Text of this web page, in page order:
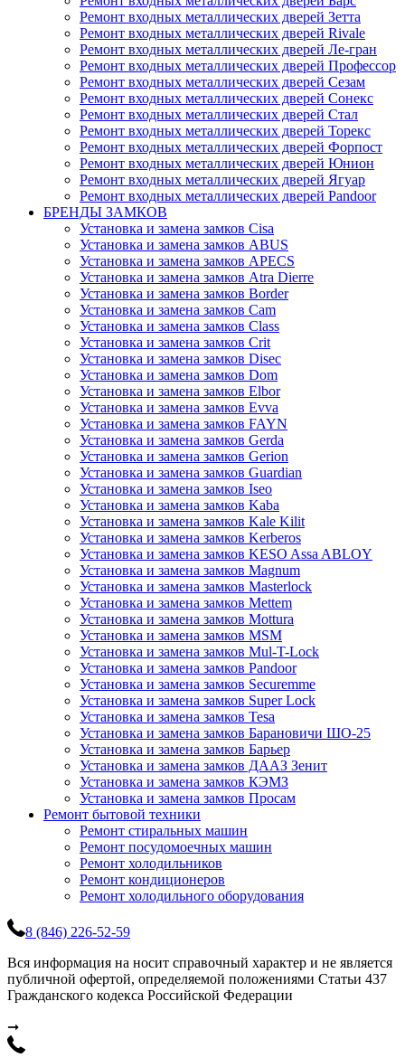
Ремонт входных металлических дверей Зетта
Ремонт входных металлических дверей Rivale
Ремонт входных металлических дверей Ле-гран
Ремонт входных металлических дверей Профессор
Ремонт входных металлических дверей Сезам
Ремонт входных металлических дверей Сонекс
Ремонт входных металлических дверей Стал
Ремонт входных металлических дверей Торекс
Ремонт входных металлических дверей Форпост
Ремонт входных металлических дверей Юнион
Ремонт входных металлических дверей Ягуар
Ремонт входных металлических дверей Pandoor
БРЕНДЫ ЗАМКОВ
Установка и замена замков Cisa
Установка и замена замков ABUS
Установка и замена замков APECS
Установка и замена замков Atra Dierre
Установка и замена замков Border
Установка и замена замков Cam
Установка и замена замков Class
Установка и замена замков Crit
Установка и замена замков Disec
Установка и замена замков Dom
Установка и замена замков Elbor
Установка и замена замков Evva
Установка и замена замков FAYN
Установка и замена замков Gerda
Установка и замена замков Gerion
Установка и замена замков Guardian
Установка и замена замков Iseo
Установка и замена замков Kaba
Установка и замена замков Kale Kilit
Установка и замена замков Kerberos
Установка и замена замков KESO Assa ABLOY
Установка и замена замков Magnum
Установка и замена замков Masterlock
Установка и замена замков Mettem
Установка и замена замков Mottura
Установка и замена замков MSM
Установка и замена замков Mul-T-Lock
Установка и замена замков Pandoor
Установка и замена замков Securemme
Установка и замена замков Super Lock
Установка и замена замков Tesa
Установка и замена замков Барановичи ШО-25
Установка и замена замков Барьер
Установка и замена замков ДААЗ Зенит
Установка и замена замков КЭМЗ
Установка и замена замков Просам
Ремонт бытовой техники
Ремонт стиральных машин
Ремонт посудомоечных машин
Ремонт холодильников
Ремонт кондиционеров
Ремонт холодильного оборудования
8 (846) 226-52-59
Вся информация на носит справочный характер и не является
публичной офертой, определяемой положениями Статьи 437
Гражданского кодекса Российской Федерации
➞